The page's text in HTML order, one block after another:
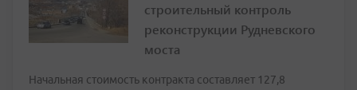
строительный контроль
реконструкции Рудневского
моста
Начальная стоимость контракта составляет 127,8